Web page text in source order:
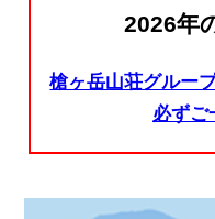
2026年
槍ヶ岳山荘グルー
必ずご